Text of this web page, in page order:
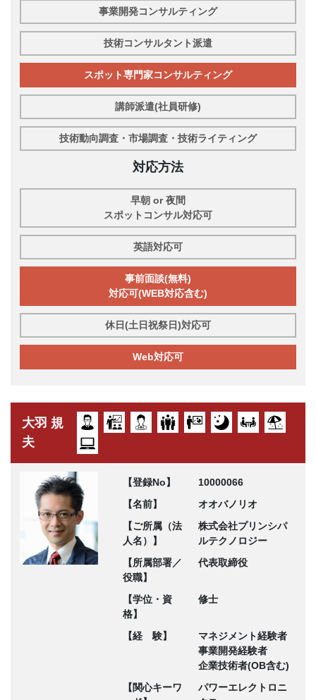
事業開発コンサルティング
技術コンサルタント派遣
スポット専門家コンサルティング
講師派遣(社員研修)
技術動向調査・市場調査・技術ライティング
対応方法
早朝 or 夜間
スポットコンサル対応可
英語対応可
事前面談(無料)
対応可(WEB対応含む)
休日(土日祝祭日)対応可
Web対応可
大羽 規
夫
【登録No】
10000066
【名前】
オオバノリオ
【ご所属（法
人名）】
株式会社プリンシパ
ルテクノロジー
【所属部署／
役職】
代表取締役
【学位・資
格】
修士
【経 験】
マネジメント経験者
事業開発経験者
企業技術者(OB含む)
【関心キーワ
パワーエレクトロニ